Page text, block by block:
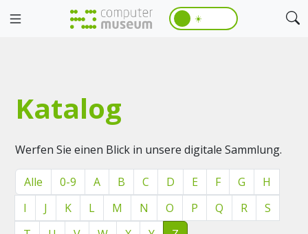
☀️
Katalog
Werfen Sie einen Blick in unsere digitale Sammlung.
Alle 0-9 A B C D E F G
H
I
J K L M N O P Q R
S